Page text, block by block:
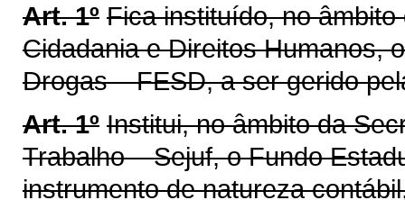
Art. 1º Fica instituído, no
Cidadania e Direitos Humanos,
Drogas – FESD, a ser gerido
Art. 1º Institui, no âmbito da
Trabalho – Sejuf, o Fundo
instrumento de natureza